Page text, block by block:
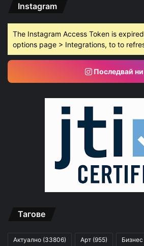
Instagram
The Instagram Access Token is
options page > Integrations, to to
Последвай ни
Тагове
Актуално (33806) Арт (955) Бизнес